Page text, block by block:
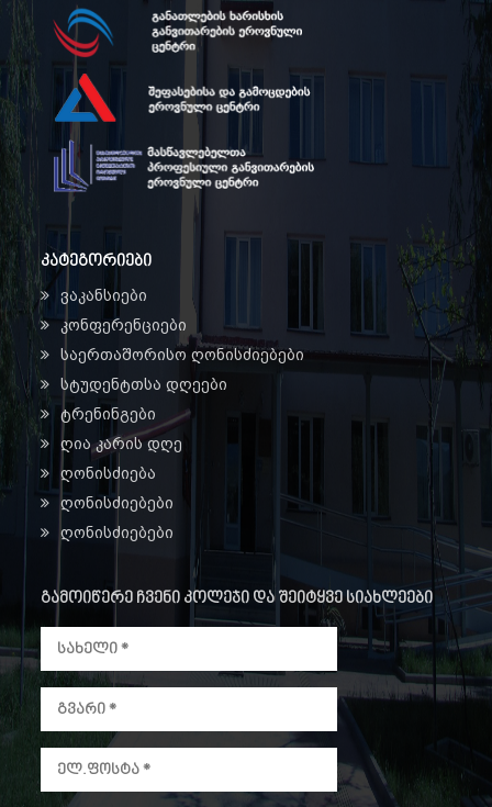
კატეგორიები
ვაკანსიები
კონფერენციები
საერთაშორისო ღონისძიებები
სტუდენტთსა დღეები
ტრენინგები
ღია კარის დღე
ღონისძიება
ღონისძიებები
ღონისძიებები
გამოიწერე ჩვენი კოლეჯი და შეიტყვე სიახლეები